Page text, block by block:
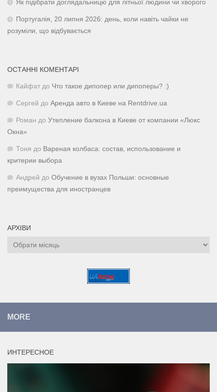
Як підібрати доглядальницю для літньої людини чи хворого
Португалія, 20 липня 2026: день, коли навіть чайки не
розуміли, що відбувається
ОСТАННІ КОМЕНТАРІ
Кайфат до Что такое дипопер или дипоперы? :)
Сергей до Аренда авто в Киеве на Rentdrive.ua
Роман до Утепление балкона в Киеве от компании «Люкс
Окна»
Тоня до Вареная колбаса: состав, использование и
критерии выбора
Андрей до Обучение в вузах Польши: основные
преимущества для иностранцев
АРХІВИ
Архіви
MORE
ИНТЕРЕСНОЕ